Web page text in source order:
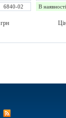
6840-02
грн
В наявності